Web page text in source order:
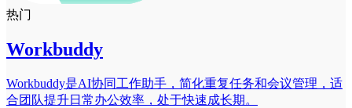
热门
Workbuddy
Workbuddy是AI协同工作助手，简化重复任务和会议管理，适
合团队提升日常办公效率，处于快速成长期。